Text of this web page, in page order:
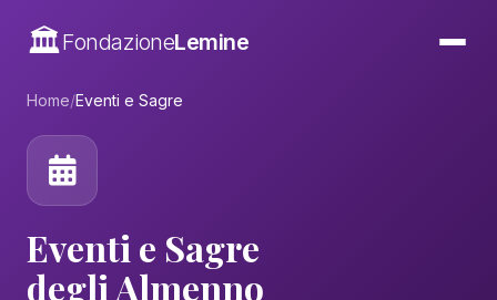
🏛️FondazioneLemine
Home/Eventi e Sagre
Eventi e Sagre
degli Almenno